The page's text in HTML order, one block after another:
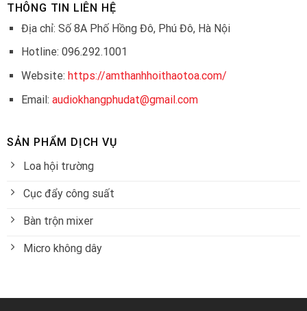
THÔNG TIN LIÊN HỆ
Địa chỉ: Số 8A Phố Hồng Đô, Phú Đô, Hà Nội
Hotline: 096.292.1001
Website: https://amthanhhoithaotoa.com/
Email: audiokhangphudat@gmail.com
SẢN PHẨM DỊCH VỤ
Loa hội trường
Cục đẩy công suất
Bàn trộn mixer
Micro không dây